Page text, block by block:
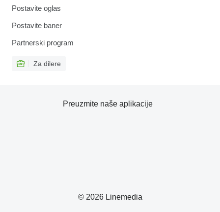
Postavite oglas
Postavite baner
Partnerski program
Za dilere
© 2026 Linemedia
Preuzmite naše aplikacije